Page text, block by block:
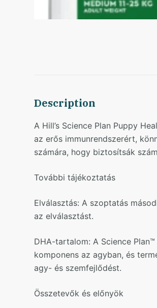
Description
A Hill’s Science Plan Puppy
az erős immunrendszerért,
számára, hogy biztosítsák
További tájékoztatás
Elválasztás: A szoptatás
az elválasztást.
DHA-tartalom: A Science
komponens az agyban, és
agy- és szemfejlődést.
Összetevők és előnyök